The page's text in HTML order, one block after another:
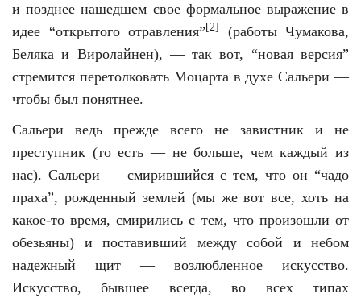
и позднее нашедшем свое формальное выражение в
идее “открытого отравления” [2]
(работы Чумакова,
Беляка и Виролайнен), — так вот, “новая версия”
стремится перетолковать Моцарта в духе Сальери —
чтобы был понятнее.
Сальери ведь прежде всего не завистник и не
преступник (то есть — не больше, чем каждый из
нас). Сальери — смирившийся с тем, что он “чадо
праха”, рожденный землей (мы же вот все, хоть на
какое-то время, смирились с тем, что произошли от
обезьяны) и поставивший между собой и небом
надежный щит — возлюбленное искусство.
Искусство, бывшее всегда, во всех типах